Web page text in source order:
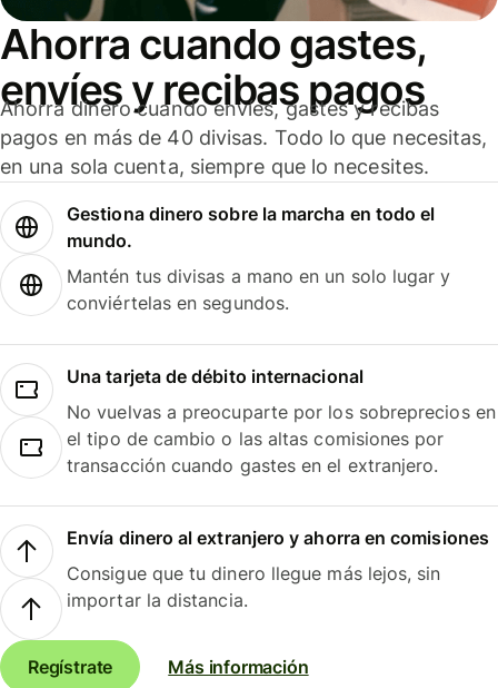
Ahorra cuando gastes,
envíes y recibas pagos
Ahorra dinero cuando envíes, gastes y recibas
pagos en más de 40 divisas. Todo lo que necesitas,
en una sola cuenta, siempre que lo necesites.
Gestiona dinero sobre la marcha en todo el
mundo.
Mantén tus divisas a mano en un solo lugar y
conviértelas en segundos.
Una tarjeta de débito internacional
No vuelvas a preocuparte por los sobreprecios en
el tipo de cambio o las altas comisiones por
transacción cuando gastes en el extranjero.
Envía dinero al extranjero y ahorra en comisiones
Consigue que tu dinero llegue más lejos, sin
importar la distancia.
Regístrate Más información